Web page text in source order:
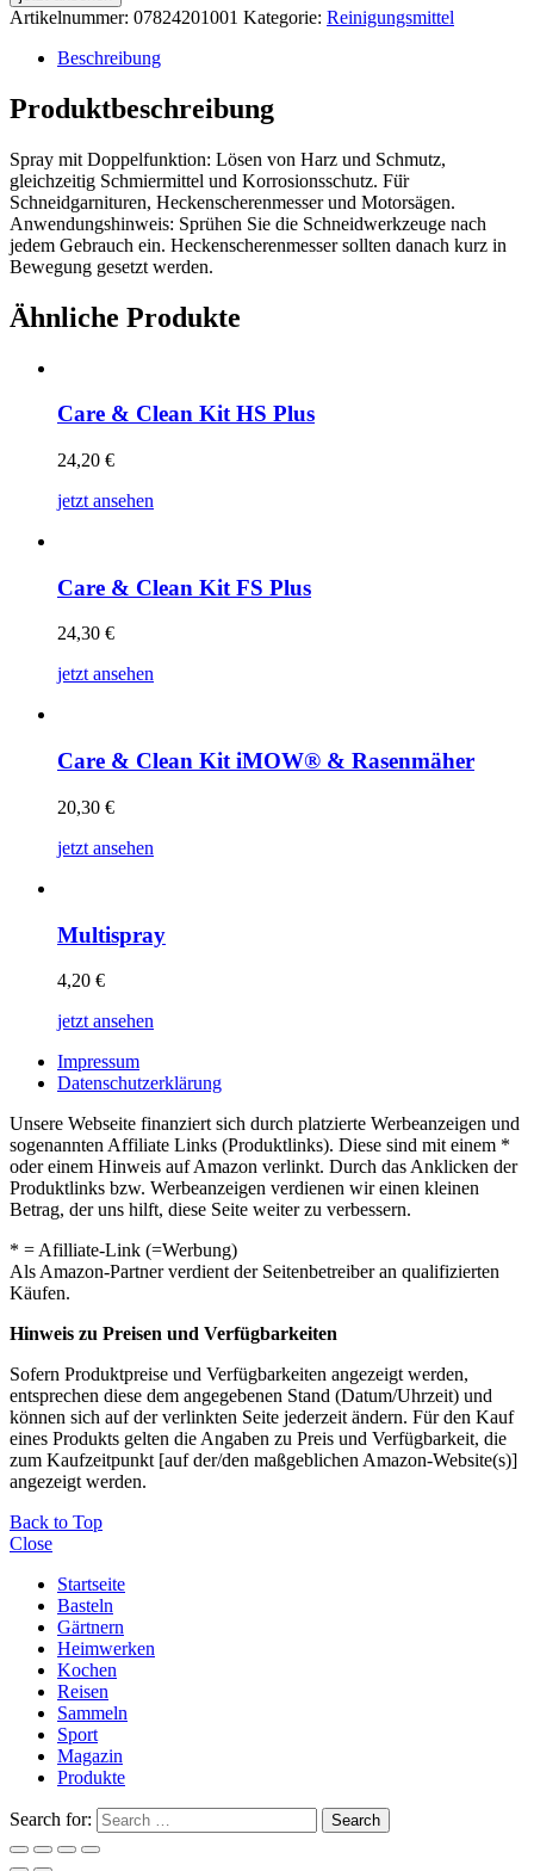
Artikelnummer: 07824201001 Kategorie: Reinigungsmittel
Beschreibung
Produktbeschreibung
Spray mit Doppelfunktion: Lösen von Harz und Schmutz,
gleichzeitig Schmiermittel und Korrosionsschutz. Fü̈r
Schneidgarnituren, Heckenscherenmesser und Motorsägen.
Anwendungshinweis: Sprühen Sie die Schneidwerkzeuge nach
jedem Gebrauch ein. Heckenscherenmesser sollten danach kurz in
Bewegung gesetzt werden.
Ähnliche Produkte
Care & Clean Kit HS Plus
24,20 €
jetzt ansehen
Care & Clean Kit FS Plus
24,30 €
jetzt ansehen
Care & Clean Kit iMOW® & Rasenmäher
20,30 €
jetzt ansehen
Multispray
4,20 €
jetzt ansehen
Impressum
Datenschutzerklärung
Unsere Webseite finanziert sich durch platzierte Werbeanzeigen und
sogenannten Affiliate Links (Produktlinks). Diese sind mit einem *
oder einem Hinweis auf Amazon verlinkt. Durch das Anklicken der
Produktlinks bzw. Werbeanzeigen verdienen wir einen kleinen
Betrag, der uns hilft, diese Seite weiter zu verbessern.
* = Afilliate-Link (=Werbung)
Als Amazon-Partner verdient der Seitenbetreiber an qualifizierten
Käufen.
Hinweis zu Preisen und Verfügbarkeiten
Sofern Produktpreise und Verfügbarkeiten angezeigt werden,
entsprechen diese dem angegebenen Stand (Datum/Uhrzeit) und
können sich auf der verlinkten Seite jederzeit ändern. Für den Kauf
eines Produkts gelten die Angaben zu Preis und Verfügbarkeit, die
zum Kaufzeitpunkt [auf der/den maßgeblichen Amazon-Website(s)]
angezeigt werden.
Back to Top
Close
Startseite
Basteln
Gärtnern
Heimwerken
Kochen
Reisen
Sammeln
Sport
Magazin
Produkte
Search for: Search